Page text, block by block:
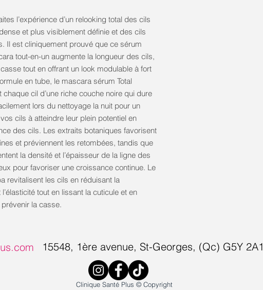
l’expérience d’un relooking total des cils
et plus visiblement définie et des cils
Il est cliniquement prouvé que ce sérum
tout-en-un augmente la longueur des cils,
tout en offrant un look modulable à fort
en tube, le mascara sérum Total
cil d’une riche couche noire qui dure
lors du nettoyage la nuit pour un
cils à atteindre leur plein potentiel en
des cils. Les extraits botaniques favorisent
et préviennent les retombées, tandis que
la densité et l’épaisseur de la ligne des
pour favoriser une croissance continue. Le
revitalisent les cils en réduisant la
tout en lissant la cuticule et en
la casse.
15548, 1ère avenue, St-Georges, (Qc) G5Y 2A1
Clinique Santé Plus © Copyright